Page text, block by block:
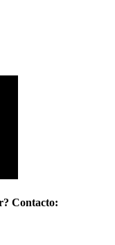
Contacto: